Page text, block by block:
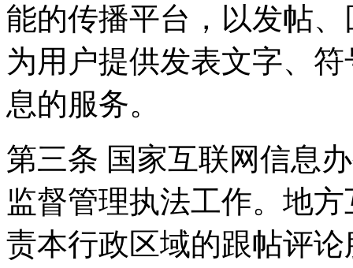
能的传播平台，以发帖
为用户提供发表文字、
息的服务。
第三条 国家互联网信息
监督管理执法工作。地
责本行政区域的跟帖评